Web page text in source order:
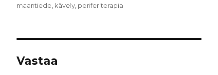
maantiede, kävely, periferiterapia
Vastaa